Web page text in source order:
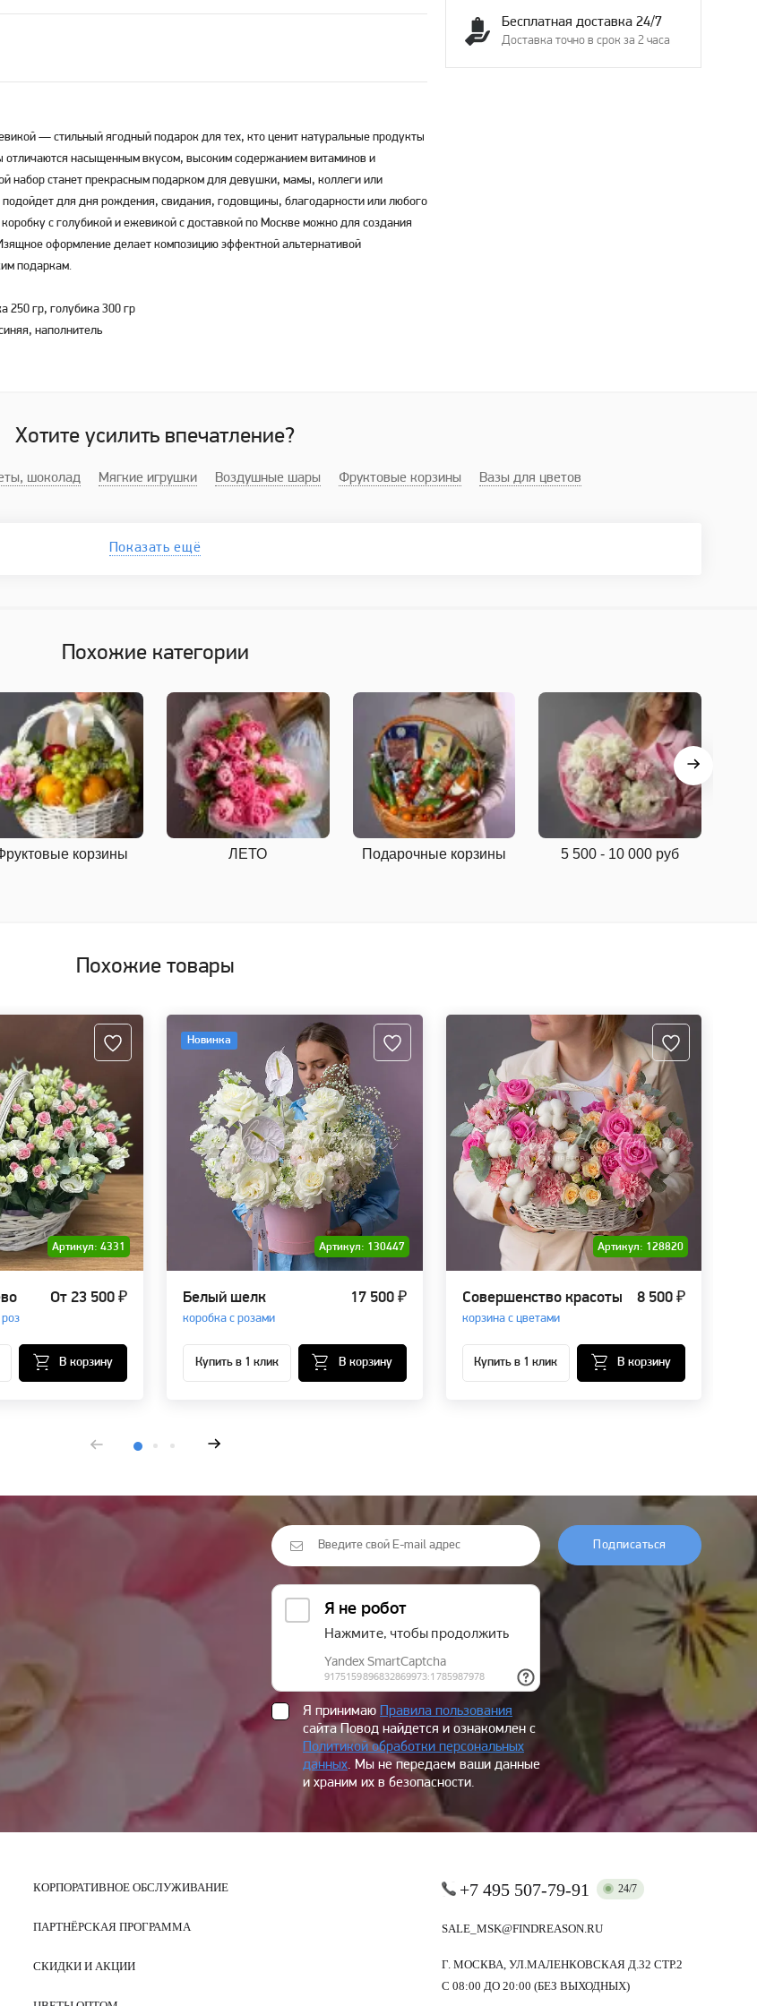
— стильный ягодный подарок для тех, кто ценит натуральные продукты
отличаются насыщенным вкусом, высоким содержанием витаминов и
набор станет прекрасным подарком для девушки, мамы, коллеги или
подойдет для дня рождения, свидания, годовщины, благодарности или любого
с голубикой и ежевикой с доставкой по Москве можно для создания
оформление делает композицию эффектной альтернативой
подаркам.
250 гр, голубика 300 гр
наполнитель
Бесплатная доставка 24/7
Доставка точно в срок за 2 часа
Хотите усилить впечатление?
шоколад Мягкие игрушки Воздушные шары Фруктовые корзины Вазы для цветов
Показать ещё
Похожие категории
корзины ЛЕТО Подарочные корзины 5 500 - 10 000 руб
Похожие товары
Артикул: 4331
От 23 500 ₽
В корзину
Новинка
Артикул: 130447
Белый шелк
коробка с розами
17 500 ₽
Купить в 1 клик В корзину
Артикул: 128820
Совершенство красоты
корзина с цветами
8 500 ₽
Купить в 1 клик В корзину
Я принимаю
Правила пользования
сайта Повод найдется и ознакомлен с
Политикой обработки персональных
данных. Мы не передаем ваши данные
и храним их в безопасности.
Подписаться
КОРПОРАТИВНОЕ ОБСЛУЖИВАНИЕ
ПАРТНЁРСКАЯ ПРОГРАММА
СКИДКИ И АКЦИИ
+7 495 507-79-91 24/7
SALE_MSK@FINDREASON.RU
Г. МОСКВА, УЛ.МАЛЕНКОВСКАЯ Д.32 СТР.2
С 08:00 ДО 20:00 (БЕЗ ВЫХОДНЫХ)